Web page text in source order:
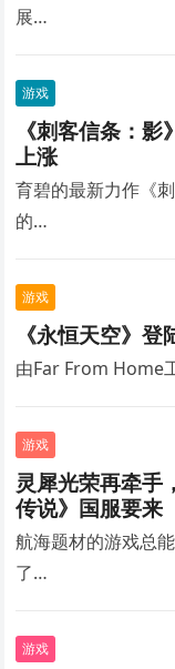
展…
游戏
《刺客信条：
上涨
育碧的最新力作《
的…
游戏
《永恒天空》
由Far From Home
游戏
灵犀光荣再牵手
传说》国服要来
航海题材的游戏总
了…
游戏